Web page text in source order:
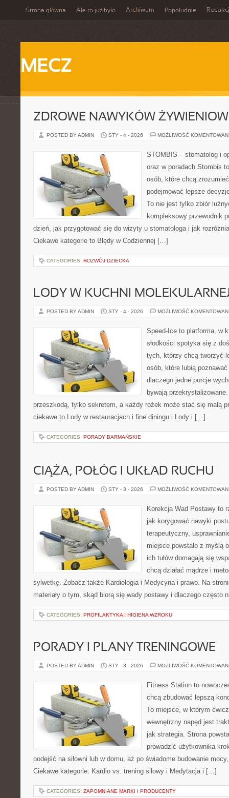
Strona główna Ale to już było Archiwum Popołudnie
MECZ
ZDROWE NAWYKÓW
POSTED BY ADMIN STY - 4 - 2026 MOŻLIWOŚĆ
STOMBIS – stomatolog i
oraz w poradach Stombis
osób, które chcą
podejmować lepsze
To nie jest tylko zbiór
kompleksowy przewodnik
dzień, jak przygotować się do wizyty u stomatologa i jak
Ciekawe kategorie to Błędy w Codziennej […]
CATEGORIES: ROZWÓJ DZIECKA
LODY W KUCHNI
POSTED BY ADMIN STY - 4 - 2026 MOŻLIWOŚĆ
Speed-Ice to platforma, w
słodkości spotyka się z
tych, którzy chcą tworzyć
osób, które lubią
dlaczego jedne porcje
bywają
przeszkodą, tylko sekretem, a każdy rożek może stać się małą
ciekawe to Lody w restauracjach i fine diningu i Lody i […]
CATEGORIES: PORADY BARMAŃSKIE
CIĄŻA, POŁÓG I UKŁAD RUCHU
POSTED BY ADMIN STY - 3 - 2026 MOŻLIWOŚĆ
Korekcja Wad Postawy to
jak korygować nawyki
terapeutyczny,
miejsce powstało z myślą
ich tułów domagają się
chcą działać mądrze i
sylwetkę. Zobacz także Kardiologia i Medycyna i prawo. Na
materiały o tym, skąd biorą się wady postawy i dlaczego często
CATEGORIES: PROFILAKTYKA I HIGIENA WZROKU
PORADY I PLANY TRENINGOWE
POSTED BY ADMIN STY - 3 - 2026 MOŻLIWOŚĆ
Fitness Station to
chcą zbudować lepszą
To miejsce, w którym
wewnętrzny napęd jest
jak strategia. Strona
prowadzić użytkownika
podejść na siłowni lub w domu, aż po świadome budowanie
Ciekawe kategorie: Kardio vs. trening siłowy i Medytacja i […]
CATEGORIES: ZAPOMNIANE MARKI I PRODUCENTY